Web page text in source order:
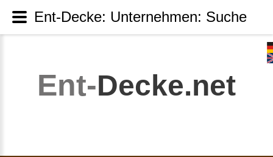
Ent-Decke.net
Ent-Decke: Unternehmen: Suche